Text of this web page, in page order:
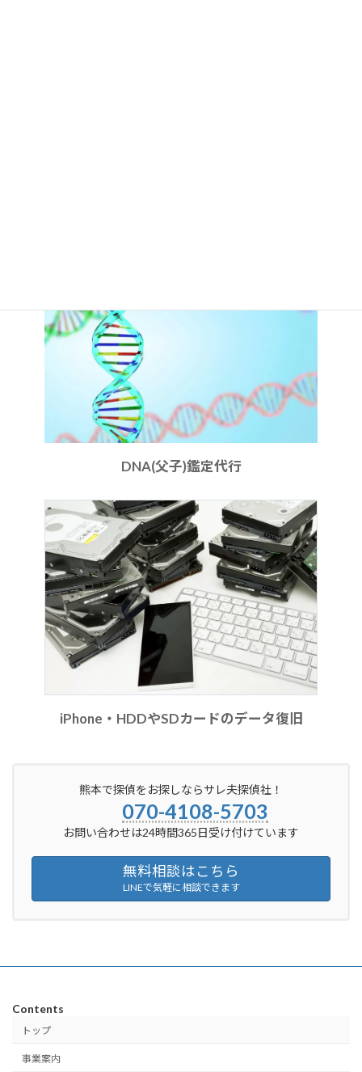
DNA(父子)鑑定代行
iPhone・HDDやSDカードのデータ復旧
熊本で探偵をお探しならサレ夫探偵社！
070-4108-5703
お問い合わせは24時間365日受け付けています
無料相談はこちら
LINEで気軽に相談できます
Contents
トップ
事業案内